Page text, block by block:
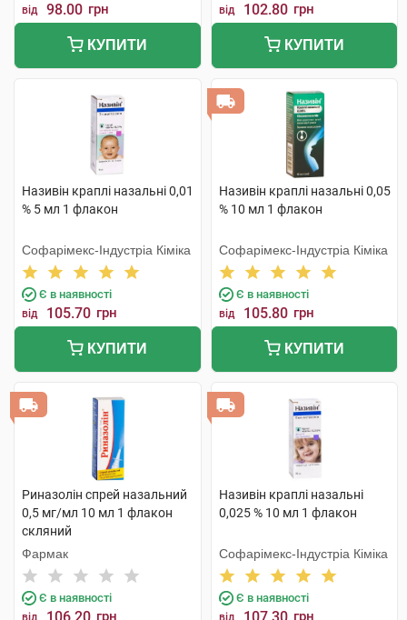
від 98.00 грн
КУПИТИ
від 102.80 грн
КУПИТИ
Називін краплі назальні 0,01
% 5 мл 1 флакон
Софарімекс-Індустріа Кіміка
Є в наявності
від 105.70 грн
КУПИТИ
Називін краплі назальні 0,05
% 10 мл 1 флакон
Софарімекс-Індустріа Кіміка
Є в наявності
від 105.80 грн
КУПИТИ
Риназолін спрей назальний
0,5 мг/мл 10 мл 1 флакон
скляний
Фармак
Є в наявності
від грн
Називін краплі назальні
0,025 % 10 мл 1 флакон
Софарімекс-Індустріа Кіміка
Є в наявності
від грн